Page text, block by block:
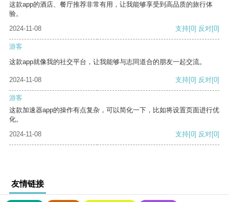
这款app的酒店、餐厅推荐非常有用，让我能够享受到高品质的旅行体
验。
2024-11-08
支持[0] 反对[0]
游客
这款app就像我的社交平台，让我能够与志同道合的朋友一起交流。
2024-11-08 支持[0] 反对[0]
游客
这款加速器app的操作有点复杂，可以简化一下，比如将设置页面进行优
化。
2024-11-08
支持[0] 反对[0]
友情链接